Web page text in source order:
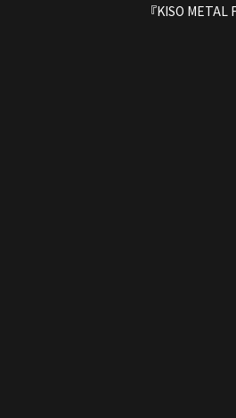
『KISO METAL